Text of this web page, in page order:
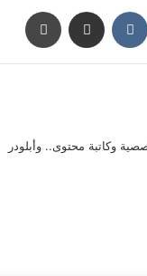
وكاتبة محتوى.. وأبلودر